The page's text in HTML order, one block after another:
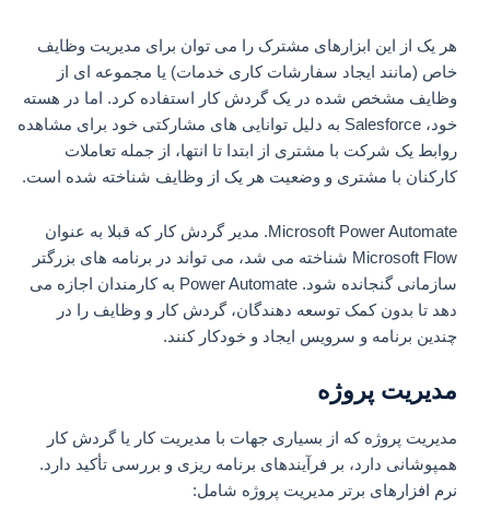
هر یک از این ابزارهای مشترک را می توان برای مدیریت وظایف
خاص (مانند ایجاد سفارشات کاری خدمات) یا مجموعه ای از
وظایف مشخص شده در یک گردش کار استفاده کرد. اما در هسته
خود، Salesforce به دلیل توانایی های مشارکتی خود برای مشاهده
روابط یک شرکت با مشتری از ابتدا تا انتها، از جمله تعاملات
کارکنان با مشتری و وضعیت هر یک از وظایف شناخته شده است.
Microsoft Power Automate. مدیر گردش کار که قبلا به عنوان
Microsoft Flow شناخته می شد، می تواند در برنامه های بزرگتر
سازمانی گنجانده شود. Power Automate به کارمندان اجازه می
دهد تا بدون کمک توسعه دهندگان، گردش کار و وظایف را در
چندین برنامه و سرویس ایجاد و خودکار کنند.
مدیریت پروژه
مدیریت پروژه که از بسیاری جهات با مدیریت کار یا گردش کار
همپوشانی دارد، بر فرآیندهای برنامه ریزی و بررسی تأکید دارد.
نرم افزارهای برتر مدیریت پروژه شامل: